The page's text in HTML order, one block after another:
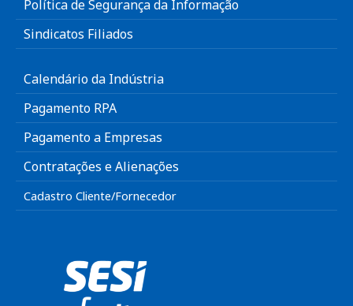
Política de Segurança da Informação
Sindicatos Filiados
Calendário da Indústria
Pagamento RPA
Pagamento a Empresas
Contratações e Alienações
Cadastro Cliente/Fornecedor